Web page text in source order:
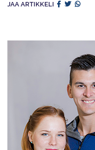
JAA ARTIKKELI